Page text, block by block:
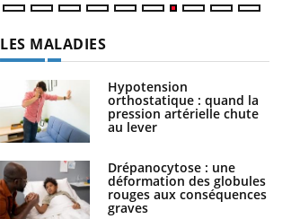
LES MALADIES
Hypotension
orthostatique : quand la
pression artérielle chute
au lever
Drépanocytose : une
déformation des globules
rouges aux conséquences
graves